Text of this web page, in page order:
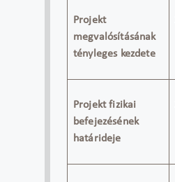
Projekt
megvalósításának
tényleges kezdete
Projekt fizikai
befejezésének
határideje